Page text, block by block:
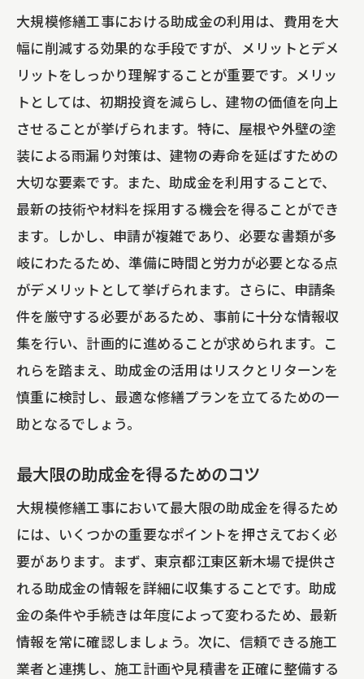
大規模修繕工事における助成金の利用は、費用を大
幅に削減する効果的な手段ですが、メリットとデメ
リットをしっかり理解することが重要です。メリッ
トとしては、初期投資を減らし、建物の価値を向上
させることが挙げられます。特に、屋根や外壁の塗
装による雨漏り対策は、建物の寿命を延ばすための
大切な要素です。また、助成金を利用することで、
最新の技術や材料を採用する機会を得ることができ
ます。しかし、申請が複雑であり、必要な書類が多
岐にわたるため、準備に時間と労力が必要となる点
がデメリットとして挙げられます。さらに、申請条
件を厳守する必要があるため、事前に十分な情報収
集を行い、計画的に進めることが求められます。こ
れらを踏まえ、助成金の活用はリスクとリターンを
慎重に検討し、最適な修繕プランを立てるための一
助となるでしょう。
最大限の助成金を得るためのコツ
大規模修繕工事において最大限の助成金を得るため
には、いくつかの重要なポイントを押さえておく必
要があります。まず、東京都江東区新木場で提供さ
れる助成金の情報を詳細に収集することです。助成
金の条件や手続きは年度によって変わるため、最新
情報を常に確認しましょう。次に、信頼できる施工
業者と連携し、施工計画や見積書を正確に整備する